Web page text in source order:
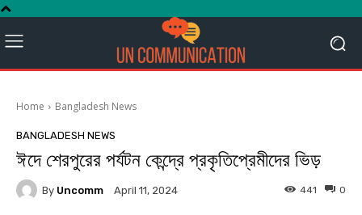
Home Bangladesh News
BANGLADESH NEWS
ঈদে শেরপুরের পর্যটন কেন্দ্রে প্রকৃতিপ্রেমীদের ভিড়
By Uncomm April 11, 2024 0
441